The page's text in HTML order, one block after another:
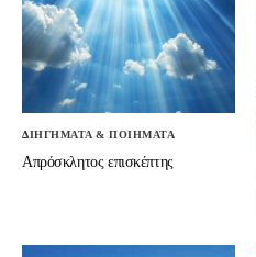
ΔΙΗΓΗΜΑΤΑ & ΠΟΙΗΜΑΤΑ
Απρόσκλητος επισκέπτης